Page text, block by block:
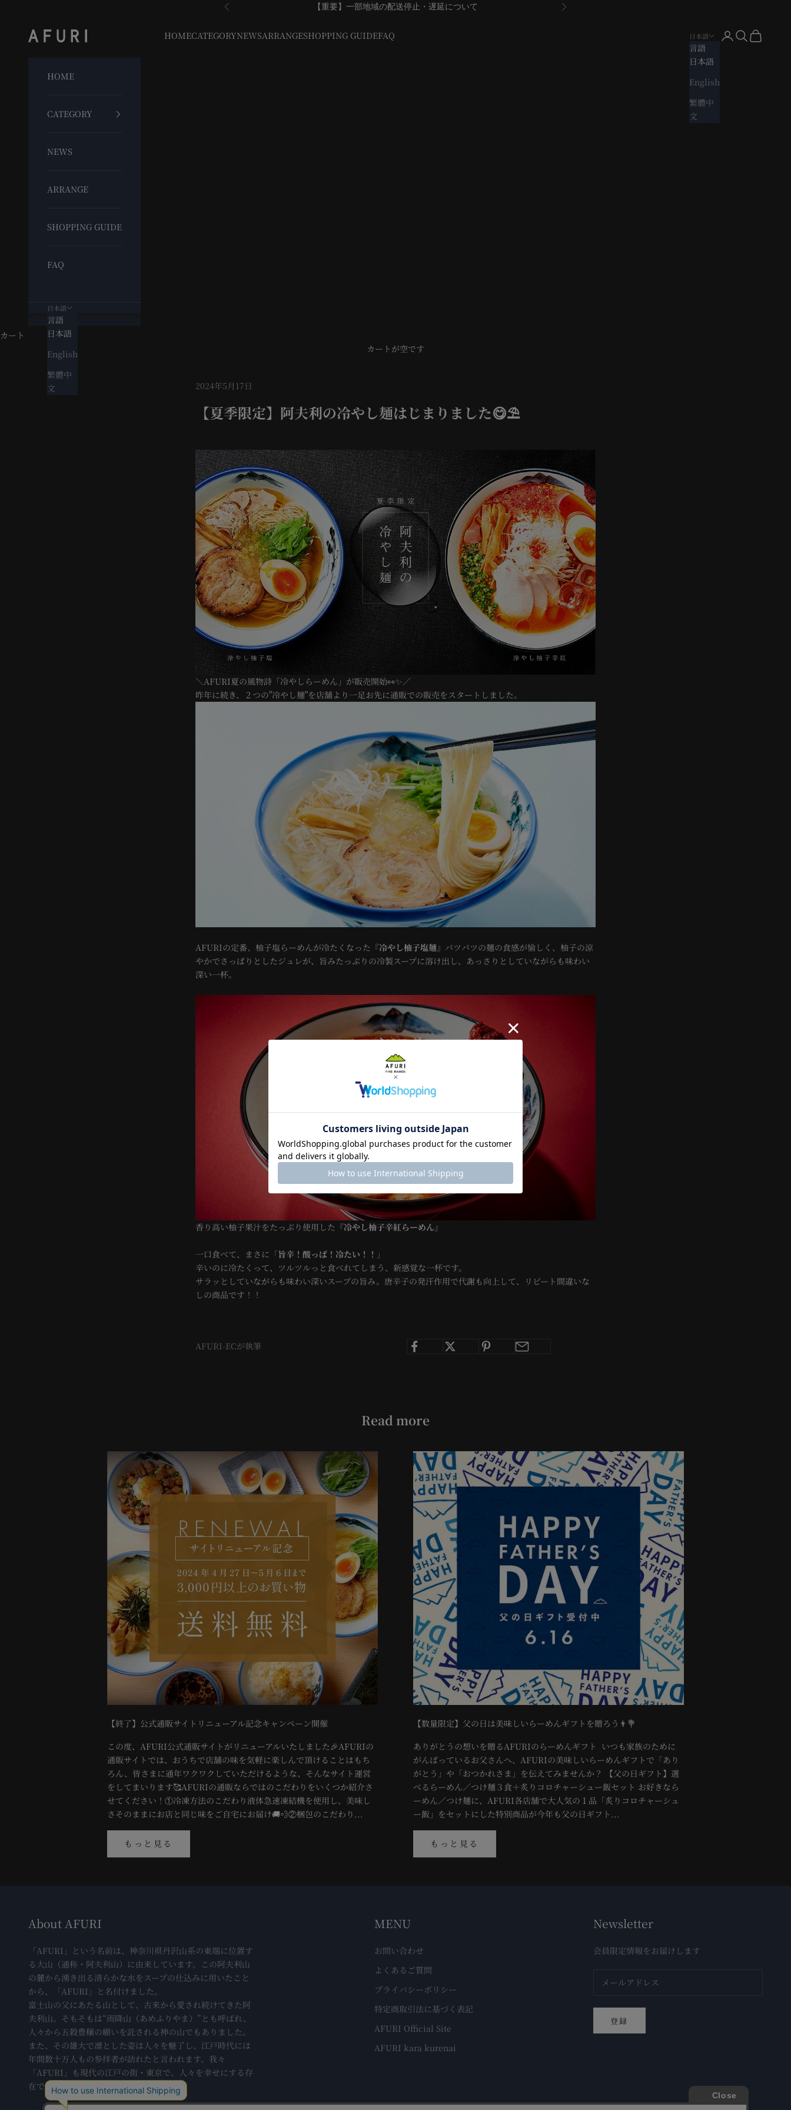
â
–¡
前へ 【重要】一部地域の配送停止・遅延について 次へ
らーめんAFURI 公式通販サイト HOMECATEGORYNEWSARRANGESHOPPING GUIDEFAQ 日本語
言語
日本語
English
繁體中
文
アカウントページ
検索を開く
カートを
HOME
CATEGORY
NEWS
ARRANGE
SHOPPING GUIDE
FAQ
日本語
言語
日本語
English
繁體中
文
カート
カートが空です
2024年5月17日
【夏季限定】阿夫利の冷やし麺はじまりました😋⛱️
＼AFURI夏の風物詩「冷やしらーめん」が販売開始👀✨／
昨年に続き、２つの"冷やし麺"を店舗より一足お先に通販での販売をスタートしました。
AFURIの定番、柚子塩らーめんが冷たくなった『冷やし柚子塩麺』 パツパツの麺の食感が愉しく、柚子の涼
やかでさっぱりとしたジュレが、旨みたっぷりの冷製スープに溶け出し、あっさりとしていながらも味わい
深い一杯。
香り高い柚子果汁をたっぷり使用した 『冷やし柚子辛紅らーめん 』
一口食べて、まさに「旨辛！酸っぱ！冷たい！！ 」
辛いのに冷たくって、ツルツルっと食べれてしまう、新感覚な一杯です。
サラッとしていながらも味わい深いスープの旨み。唐辛子の発汗作用で代謝も向上して、リピート間違いな
しの商品です！！
AFURI-ECが執筆
Read more
【終了】公式通販サイトリニューアル記念キャンペーン開催
この度、AFURI公式通販サイトがリニューアルいたしました🎉AFURIの
通販サイトでは、おうちで店舗の味を気軽に楽しんで頂けることはもち
ろん、皆さまに通年ワクワクしていただけるような、そんなサイト運営
をしてまいります🥰AFURIの通販ならではのこだわりをいくつか紹介さ
せてください！①冷凍方法のこだわり液体急速凍結機を使用し、美味し
さそのままにお店と同じ味をご自宅にお届け🚚💨②梱包のこだわり...
もっと見る
【数量限定】父の日は美味しいらーめんギフトを贈ろう👨💐
ありがとうの想いを贈るAFURIのらーめんギフト いつも家族のために
がんばっているお父さんへ、AFURIの美味しいらーめんギフトで「あり
がとう」や「おつかれさま」を伝えてみませんか？ 【父の日ギフト】選
べるらーめん／つけ麺３食＋炙りコロチャーシュー飯セット お好きなら
ーめん／つけ麺に、AFURI各店舗で大人気の１品「炙りコロチャーシュ
ー飯」をセットにした特別商品が今年も父の日ギフト...
もっと見る
About AFURI
「AFURI」という名前は、神奈川県丹沢山系の東端に位置す
る大山（通称・阿夫利山）に由来しています。この阿夫利山
の麓から湧き出る清らかな水をスープの仕込みに用いたこと
から、「AFURI」と名付けました。
富士山の父にあたる山として、古来から愛され続けてきた阿
夫利山。そもそもは“雨降山（あめふりやま）”とも呼ばれ、
人々から五穀豊穣の願いを託される神の山でもありました。
また、その雄大で凛とした姿は人々を魅了し、江戸時代には
年間数十万人もの参拝者が訪れたと言われます。我々
「AFURI」も現代の江戸の街・東京で、人々を幸せにする存
在でありたいと思っています。
MENU
お問い合わせ
よくあるご質問
プライバシーポリシー
特定商取引法に基づく表記
AFURI Official Site
AFURI kara kurenai
Newsletter
会員限定情報をお届けします
登録